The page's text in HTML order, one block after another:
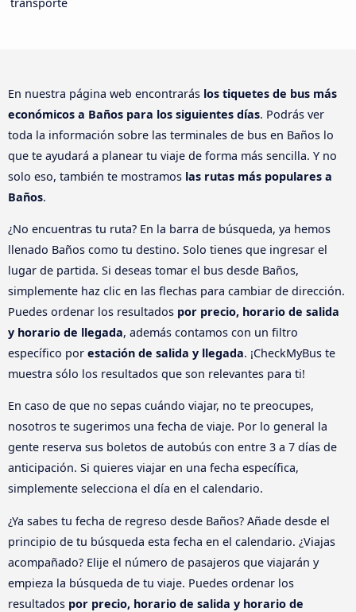
En nuestra página web encontrarás los tiquetes de bus más
económicos a Baños para los siguientes días. Podrás ver
toda la información sobre las terminales de bus en Baños lo
que te ayudará a planear tu viaje de forma más sencilla. Y no
solo eso, también te mostramos las rutas más populares a
Baños.
¿No encuentras tu ruta? En la barra de búsqueda, ya hemos
llenado Baños como tu destino. Solo tienes que ingresar el
lugar de partida. Si deseas tomar el bus desde Baños,
simplemente haz clic en las flechas para cambiar de dirección.
Puedes ordenar los resultados por precio, horario de salida
y horario de llegada, además contamos con un filtro
específico por estación de salida y llegada. ¡CheckMyBus te
muestra sólo los resultados que son relevantes para ti!
En caso de que no sepas cuándo viajar, no te preocupes,
nosotros te sugerimos una fecha de viaje. Por lo general la
gente reserva sus boletos de autobús con entre 3 a 7 días de
anticipación. Si quieres viajar en una fecha específica,
simplemente selecciona el día en el calendario.
¿Ya sabes tu fecha de regreso desde Baños? Añade desde el
principio de tu búsqueda esta fecha en el calendario. ¿Viajas
acompañado? Elije el número de pasajeros que viajarán y
empieza la búsqueda de tu viaje. Puedes ordenar los
resultados por precio, horario de salida y horario de